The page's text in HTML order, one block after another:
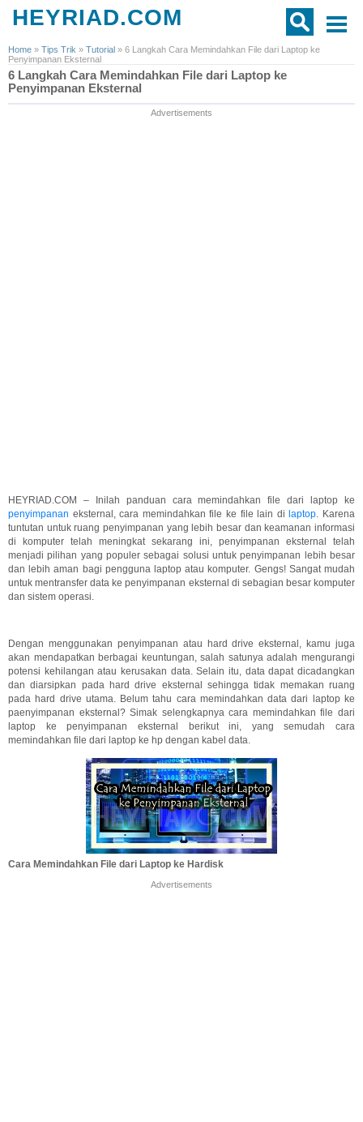
HEYRIAD.COM
Home » Tips Trik » Tutorial » 6 Langkah Cara Memindahkan File dari Laptop ke
Penyimpanan Eksternal
6 Langkah Cara Memindahkan File dari Laptop ke
Penyimpanan Eksternal
Advertisements
HEYRIAD.COM – Inilah panduan cara memindahkan file dari laptop ke
penyimpanan eksternal, cara memindahkan file ke file lain di laptop. Karena
tuntutan untuk ruang penyimpanan yang lebih besar dan keamanan informasi
di komputer telah meningkat sekarang ini, penyimpanan eksternal telah
menjadi pilihan yang populer sebagai solusi untuk penyimpanan lebih besar
dan lebih aman bagi pengguna laptop atau komputer. Gengs! Sangat mudah
untuk mentransfer data ke penyimpanan eksternal di sebagian besar komputer
dan sistem operasi.
Dengan menggunakan penyimpanan atau hard drive eksternal, kamu juga
akan mendapatkan berbagai keuntungan, salah satunya adalah mengurangi
potensi kehilangan atau kerusakan data. Selain itu, data dapat dicadangkan
dan diarsipkan pada hard drive eksternal sehingga tidak memakan ruang
pada hard drive utama. Belum tahu cara memindahkan data dari laptop ke
paenyimpanan eksternal? Simak selengkapnya cara memindahkan file dari
laptop ke penyimpanan eksternal berikut ini, yang semudah cara
memindahkan file dari laptop ke hp dengan kabel data.
Cara Memindahkan File dari Laptop ke Hardisk
Advertisements